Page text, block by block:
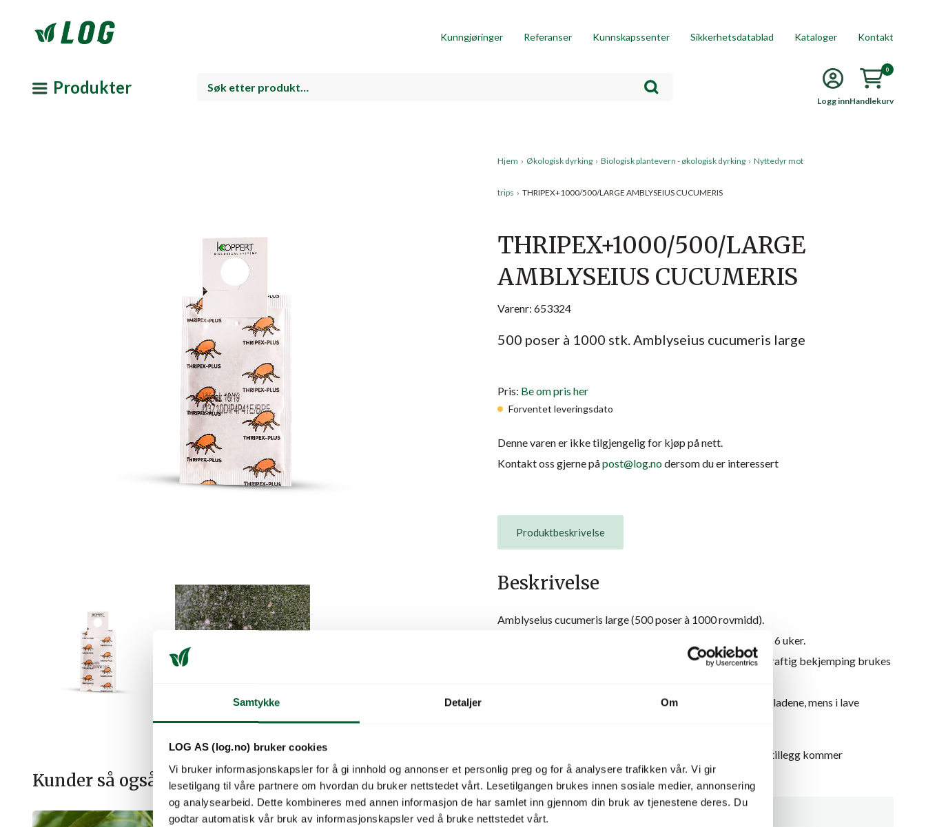
Samtykke Detaljer Om
LOG AS (log.no) bruker cookies
Vi bruker informasjonskapsler for å gi innhold og annonser et personlig preg og for å analysere trafikken vår. Vi gir
lesetilgang til våre partnere om hvordan du bruker nettstedet vårt. Lesetilgangen brukes innen sosiale medier, annonsering
og analysearbeid. Dette kombineres med annen informasjon de har samlet inn gjennom din bruk av tjenestene deres. Du
godtar automatisk vår bruk av informasjonskapsler ved å bruke nettstedet vårt.
Kunngjøringer Referanser Kunnskapssenter Sikkerhetsdatablad Kataloger Kontakt
Produkter
Logg innHandlekurv
0
Kunder så også på
Hjem › Økologisk dyrking › Biologisk plantevern - økologisk dyrking › Nyttedyr mot
trips › THRIPEX+1000/500/LARGE AMBLYSEIUS CUCUMERIS
THRIPEX+1000/500/LARGE
AMBLYSEIUS CUCUMERIS
Varenr: 653324
500 poser à 1000 stk. Amblyseius cucumeris large
Pris: Be om pris her
Forventet leveringsdato
Denne varen er ikke tilgjengelig for kjøp på nett.
Kontakt oss gjerne påpost@log.nodersom du er interessert
Produktbeskrivelse
Beskrivelse
Amblyseius cucumeris large (500 poser à 1000 rovmidd).
Forebyggende brukes det 0,4 poser/m2 med et intervall på 6 uker.
Ved lett bekjemping brukes 0,4poser/m2 hver 5.uke, ved kraftig bekjemping brukes
I høye kulturer henges posene opp nederst på de infiserte bladene, mens i lave
Omkostninger for frakt til Norge belastes med selvkost. I tillegg kommer
omkostninger for frakt innenlands.
Skadedyr/bruk